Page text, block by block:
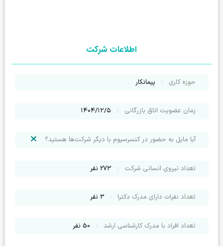
اطلاعات شرکت
حوزه کاری : پیمانکار
زمان عضویت اتاق بازرگانی : ۱۴۰۴/۱۲/۵
آیا مایل به حضور در کنسرسیوم با دیگر شرکت‌ها هستید؟
تعداد نیروی انسانی شرکت :
273 نفر
تعداد نفرات دارای مدرک دکترا :
3 نفر
تعداد افراد با مدرک کارشناسی ارشد :
50 نفر